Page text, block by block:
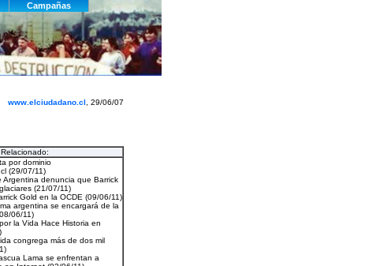
www.elciudadano.cl, 29/06/07
Relacionado: